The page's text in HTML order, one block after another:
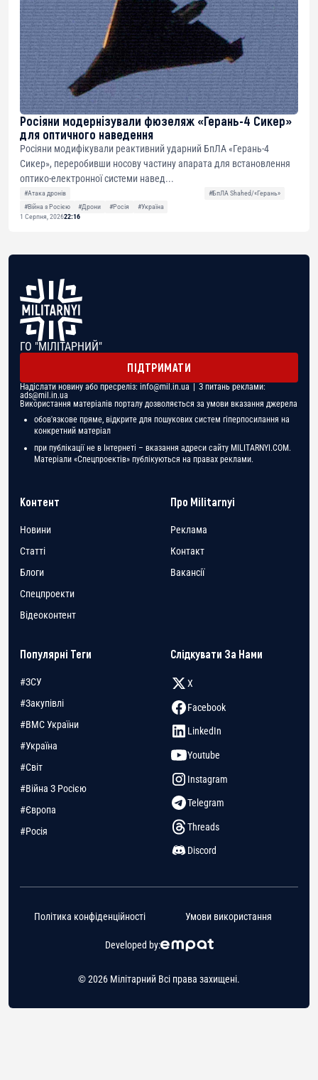
Росіяни модернізували фюзеляж «Герань-4 Сикер»
для оптичного наведення
Росіяни модифікували реактивний ударний БпЛА «Герань-4
Сикер», переробивши носову частину апарата для встановлення
оптико-електронної системи навед...
#Атака дронів
#БпЛА Shahed/«Герань»
#Війна з Росією
#Дрони #Росія
#Україна
1 Серпня, 202622:16
ГО "МІЛІТАРНИЙ"
ПІДТРИМАТИ
Надіслати новину або пресреліз: info@mil.in.ua | З питань реклами:
ads@mil.in.ua
Використання матеріалів порталу дозволяється за умови вказання джерела
обов'язкове пряме, відкрите для пошукових систем гіперпосилання на
конкретний матеріал
при публікації не в Інтернеті – вказання адреси сайту MILITARNYI.COM.
Матеріали «Спецпроектів» публікуються на правах реклами.
Контент
Новини
Статті
Блоги
Спецпроекти
Відеоконтент
Про Militarnyi
Реклама
Контакт
Вакансії
Популярні Теги
#ЗСУ
#Закупівлі
#ВМС України
#Україна
#Світ
#Війна З Росією
#Європа
#Росія
Слідкувати За Нами
X
Facebook
LinkedIn
Youtube
Instagram
Telegram
Threads
Discord
© 2026 Мілітарний Всі права захищені.
Developed by:
Політика конфіденційності Умови використання